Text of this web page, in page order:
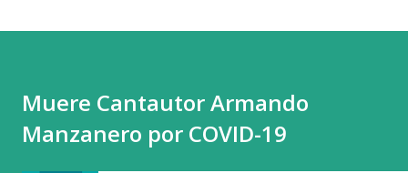
Muere Cantautor Armando
Manzanero por COVID-19